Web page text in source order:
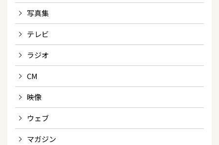
写真集
テレビ
ラジオ
CM
映像
ウェブ
マガジン